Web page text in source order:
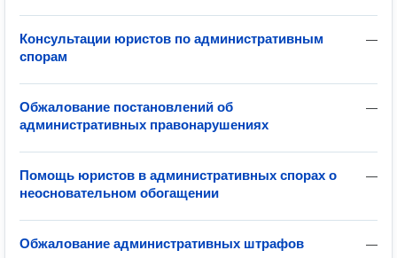
—
Консультации юристов по административным
спорам
—
Обжалование постановлений об
административных правонарушениях
—
Помощь юристов в административных спорах о
неосновательном обогащении
—
Обжалование административных штрафов